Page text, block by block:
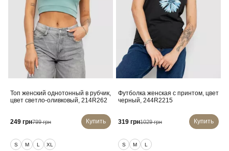
Топ женский однотонный в рубчик,
цвет светло-оливковый, 214R262
249 грн799 грн Купить
S M L XL
Футболка женская с принтом, цвет
черный, 244R2215
319 грн1029 грн Купить
S M L